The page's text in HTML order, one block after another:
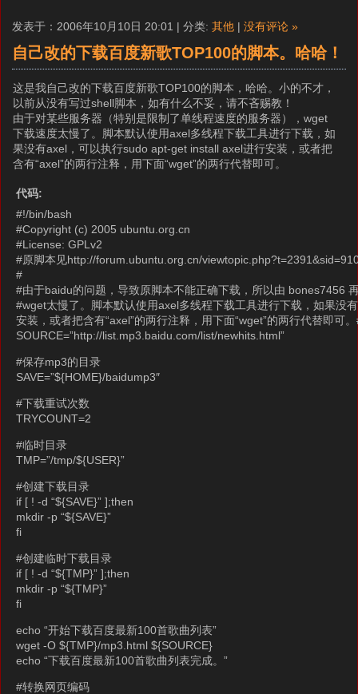
发表于：2006年10月10日 20:01 | 分类: 其他 | 没有评论 »
自己改的下载百度新歌TOP100的脚本。哈哈！
这是我自己改的下载百度新歌TOP100的脚本，哈哈。小的不才，
以前从没有写过shell脚本，如有什么不妥，请不吝赐教！
由于对某些服务器（特别是限制了单线程速度的服务器），wget
下载速度太慢了。脚本默认使用axel多线程下载工具进行下载，如
果没有axel，可以执行sudo apt-get install axel进行安装，或者把
含有“axel”的两行注释，用下面“wget”的两行代替即可。
代码:
#!/bin/bash
#Copyright (c) 2005 ubuntu.org.cn
#License: GPLv2
#原脚本见http://forum.ubuntu.org.cn/
#
#由于baidu的问题，导致原脚本不能正确下载，所以由 bones7456
#wget太慢了。脚本默认使用axel多线程下载工具进行下载，如果没
安装，或者把含有“axel”的两行注释，用下面“wget”的两行代替即可
SOURCE=”http://list.mp3.baidu.com/list/newhits.html”
#保存mp3的目录
SAVE=”${HOME}/baidump3″
#下载重试次数
TRYCOUNT=2
#临时目录
TMP=”/tmp/${USER}”
#创建下载目录
if [ ! -d “${SAVE}” ];then
mkdir -p “${SAVE}”
fi
#创建临时下载目录
if [ ! -d “${TMP}” ];then
mkdir -p “${TMP}”
fi
echo “开始下载百度最新100首歌曲列表”
wget -O ${TMP}/mp3.html ${SOURCE}
echo “下载百度最新100首歌曲列表完成。”
#转换网页编码